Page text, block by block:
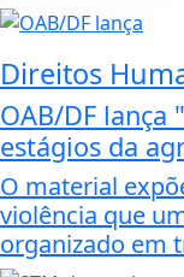
Direitos
OAB/DF
estágios da
O material
violência que
organizado em